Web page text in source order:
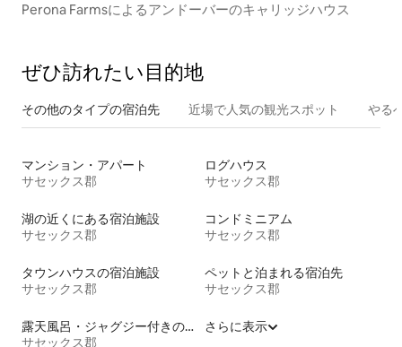
Perona Farmsによるアンドーバーのキャリッジハウス
ぜひ訪⁠れ⁠た⁠い目⁠的⁠地
その他のタ⁠イ⁠プ⁠の宿⁠泊⁠先 近場で人気の観光スポット やる
マンション・アパート
サセックス郡
ログハウス
サセックス郡
湖の近くにある宿泊施設
サセックス郡
コンドミニアム
サセックス郡
タウンハウスの宿泊施設
サセックス郡
ペットと泊まれる宿泊先
サセックス郡
露天風呂・ジャグジー付きの宿泊施設
サセックス郡
さらに表示